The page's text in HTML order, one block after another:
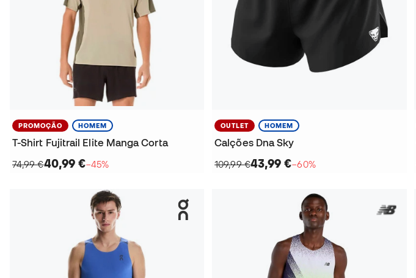
PROMOÇÃO HOMEM
T-Shirt Fujitrail Elite Manga Corta
74,99 €40,99 €−45%
OUTLET HOMEM
Calções Dna Sky
109,99 €43,99 €−60%